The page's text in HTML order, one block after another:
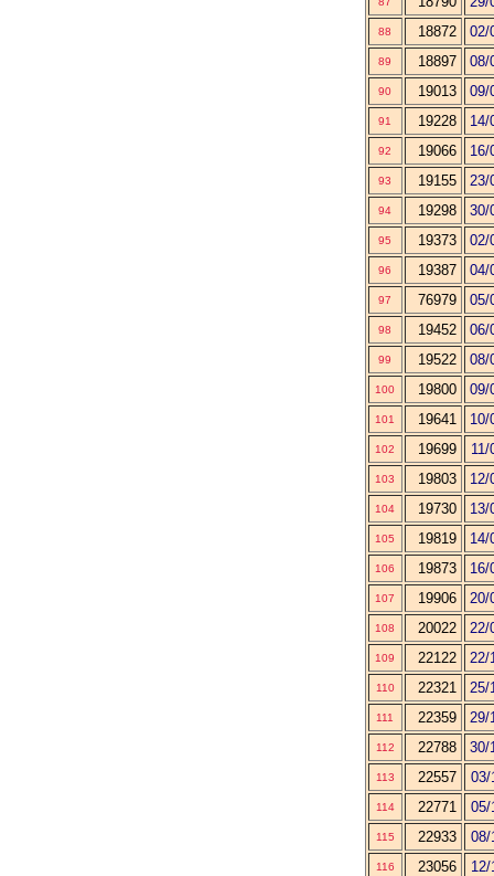
88 18872 02/
89 18897 08/
90 19013 09/
91 19228 14/
92 19066 16/
93 19155 23/
94 19298 30/
95 19373 02/
96 19387 04/
97 76979 05/
98 19452 06/
99 19522 08/
100 19800 09/
101 19641 10/
102 19699 11/
103 19803 12/
104 19730 13/
105 19819 14/
106 19873 16/
107 19906 20/
108 20022 22/
109 22122 22/
110 22321 25/
111 22359 29/
112 22788 30/
113 22557 03/
114 22771 05/
115 22933 08/
116 23056 12/